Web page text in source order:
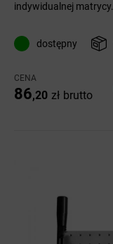
indywidualnej matrycy.
dostępny
CENA
86,20 zł brutto